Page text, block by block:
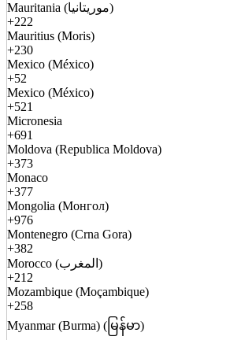
Mauritania (موريتانيا)
+222
Mauritius (Moris)
+230
Mexico (México)
+52
Mexico (México)
+521
Micronesia
+691
Moldova (Republica Moldova)
+373
Monaco
+377
Mongolia (Монгол)
+976
Montenegro (Crna Gora)
+382
Morocco (المغرب)
+212
Mozambique (Moçambique)
+258
Myanmar (Burma) (မြန်မာ)